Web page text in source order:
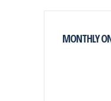
MONTHLY